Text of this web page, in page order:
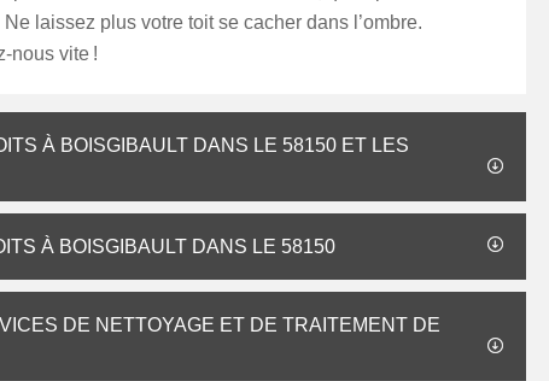
laissez plus votre toit se cacher dans l’ombre.
nous vite !
À BOISGIBAULT DANS LE 58150 ET LES
À BOISGIBAULT DANS LE 58150
DE NETTOYAGE ET DE TRAITEMENT DE